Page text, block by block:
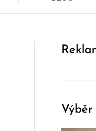
Výběr